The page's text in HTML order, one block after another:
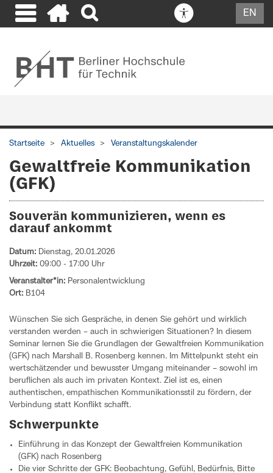
EN
Startseite Aktuelles Veranstaltungskalender
Gewaltfreie Kommunikation
(GFK)
Souverän kommunizieren, wenn es
darauf ankommt
Datum: Dienstag, 20.01.2026
Uhrzeit: 09:00 - 17:00 Uhr
Veranstalter*in: Personalentwicklung
Ort: B104
Wünschen Sie sich Gespräche, in denen Sie gehört und wirklich
verstanden werden – auch in schwierigen Situationen? In diesem
Seminar lernen Sie die Grundlagen der Gewaltfreien Kommunikation
(GFK) nach Marshall B. Rosenberg kennen. Im Mittelpunkt steht ein
wertschätzender und bewusster Umgang miteinander – sowohl im
beruflichen als auch im privaten Kontext. Ziel ist es, einen
authentischen, empathischen Kommunikationsstil zu fördern, der
Verbindung statt Konflikt schafft.
Schwerpunkte
Einführung in das Konzept der Gewaltfreien Kommunikation
(GFK) nach Rosenberg
Die vier Schritte der GFK: Beobachtung, Gefühl, Bedürfnis, Bitte